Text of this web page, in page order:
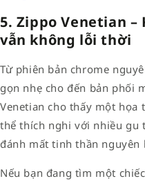
5. Zippo Venetian –
vẫn không lỗi thời
Từ phiên bản chrome
gọn nhẹ cho đến bản phối
Venetian cho thấy một
thể thích nghi với nhiều gu
đánh mất tinh thần nguyên
Nếu bạn đang tìm một